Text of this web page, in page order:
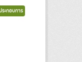
ะกอบการ